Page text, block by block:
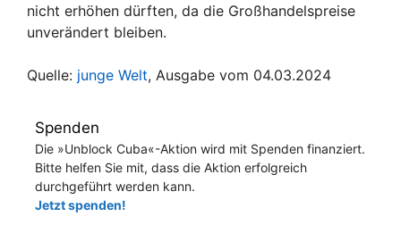
nicht erhöhen dürften, da die Großhandelspreise
unverändert bleiben.
Quelle: junge Welt, Ausgabe vom 04.03.2024
Spenden
Die »Unblock Cuba«-Aktion wird mit Spenden finanziert.
Bitte helfen Sie mit, dass die Aktion erfolgreich
durchgeführt werden kann.
Jetzt spenden!